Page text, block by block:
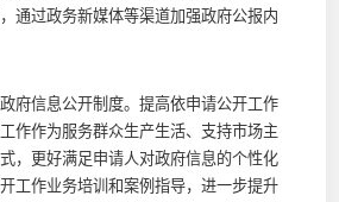
通过政务新媒体等渠道加强政府公报内
信息公开制度。提高依申请公开工作
作作为服务群众生产生活、支持市场主
，更好满足申请人对政府信息的个性化
工作业务培训和案例指导，进一步提升